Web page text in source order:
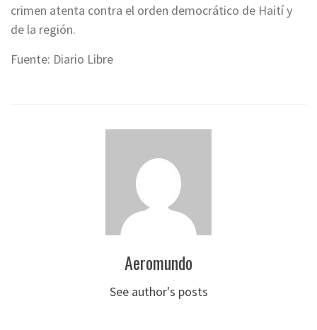
crimen atenta contra el orden democrático de Haití y
de la región.
Fuente: Diario Libre
Aeromundo
See author's posts